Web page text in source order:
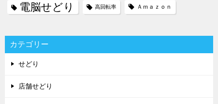
電脳せどり 高回転率 Ａｍａｚｏｎ
カテゴリー
せどり
店舗せどり